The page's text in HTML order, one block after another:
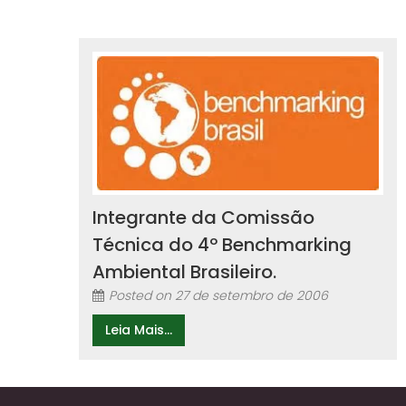
Integrante da Comissão
Técnica do 4º Benchmarking
Ambiental Brasileiro.
Posted on 27 de setembro de 2006
Leia Mais...